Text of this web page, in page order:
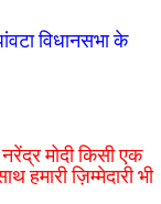
विधानसभा के
मोदी किसी एक
हमारी ज़िम्मेदारी भी